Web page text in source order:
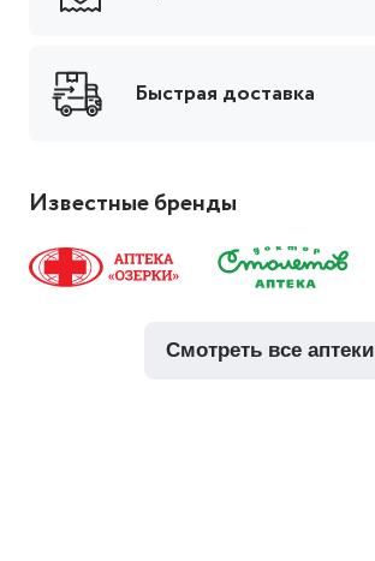
Быстрая доставка
Известные бренды
смотреть все аптеки